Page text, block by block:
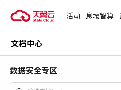
试用，产品折扣等，助
活动 息壤智算
文档中心
数据安全专区